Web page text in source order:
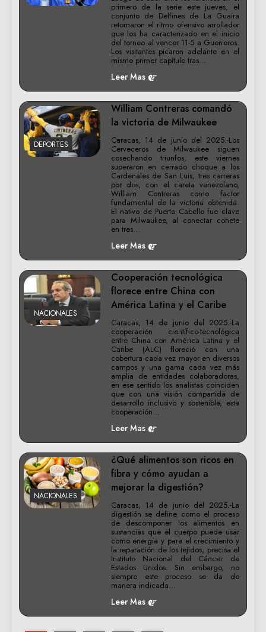
primero de la serie este jueves, el
conjunto de Delfines de La Guaira
retomaron el ritmo ofensivo arrollador
que los ha caracterizado en el inicio
del torneo al vencer 11-5 a Guerreros.
Los visitantes picaron adelante en el
mismo primer capítulo tras…
Leer Mas
DEPORTES
William Contreras comandó
la victoria de Milwaukee
Caracas, 14 de junio del 2025.-Los
Cerveceros de Milwaukee siguen
cosechando triunfos, este viernes
superaron en cerrado choque a los
Cardenales de San Luis, tres carreras
por dos, con el careta venezolano,
William Contreras como factor
fundamental de la victoria obtenida.
El nativo de Puerto Cabello fue clave
para Milwaukee, al conectar cohete
en tres…
Leer Mas
NACIONALES
Cooperación tecnológica
florece entre China con
América Latina y el Caribe
Caracas, 14 de junio del 2025.-La
cooperación científico-tecnológica
entre China con América Latina y el
Caribe (ALC) floreció con una
cobertura cada vez mayor en diversos
campos y una gama cada vez más
amplia de entidades colaboradoras,
en ese sentido los analistas coinciden
que con una visión compartida de
desarrollo inclusivo y sostenible, esta
cooperación…
Leer Mas
NACIONALES
¿Qué alimentos son ricos en
fibra y cómo ayudan a
mejorar la digestión?
Caracas, 14 de junio del 2025.-La
digestión se define como el proceso
de descomponer los alimentos en
sustancias que el cuerpo puede usar
como energía y para el crecimiento y
la reparación de los tejidos, precisa el
Instituto Nacional del Cáncer de
Estados Unidos. Sin embargo, no
siempre este proceso se da de
manera indicada…
Leer Mas